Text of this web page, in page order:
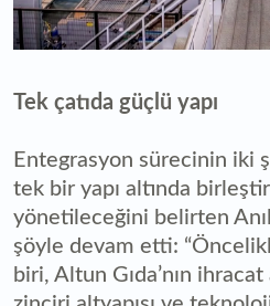
Tek çatıda güçlü yapı
Entegrasyon sürecinin iki
tek bir yapı altında
yönetileceğini belirten
şöyle devam etti:
biri, Altun Gıda’nın